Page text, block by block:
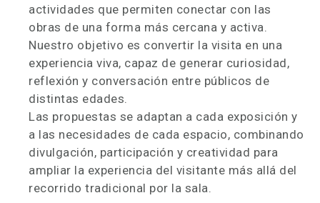
actividades que permiten conectar con las
obras de una forma más cercana y activa.
Nuestro objetivo es convertir la visita en una
experiencia viva, capaz de generar curiosidad,
reflexión y conversación entre públicos de
distintas edades.
Las propuestas se adaptan a cada exposición y
a las necesidades de cada espacio, combinando
divulgación, participación y creatividad para
ampliar la experiencia del visitante más allá del
recorrido tradicional por la sala.